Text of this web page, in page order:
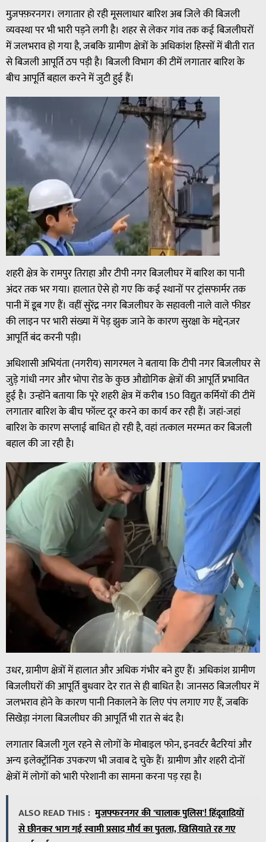
मुज़फ्फ़रनगर। लगातार हो रही मूसलाधार बारिश अब जिले की बिजली
व्यवस्था पर भी भारी पड़ने लगी है। शहर से लेकर गांव तक कई बिजलीघरों
में जलभराव हो गया है, जबकि ग्रामीण क्षेत्रों के अधिकांश हिस्सों में बीती रात
से बिजली आपूर्ति ठप पड़ी है। बिजली विभाग की टीमें लगातार बारिश के
बीच आपूर्ति बहाल करने में जुटी हुई हैं।
शहरी क्षेत्र के रामपुर तिराहा और टीपी नगर बिजलीघर में बारिश का पानी
अंदर तक भर गया। हालात ऐसे हो गए कि कई स्थानों पर ट्रांसफार्मर तक
पानी में डूब गए हैं। वहीं सुरेंद्र नगर बिजलीघर के सहावली नाले वाले फीडर
की लाइन पर भारी संख्या में पेड़ झुक जाने के कारण सुरक्षा के मद्देनज़र
आपूर्ति बंद करनी पड़ी।
अधिशासी अभियंता (नगरीय) सागरमल ने बताया कि टीपी नगर बिजलीघर से
जुड़े गांधी नगर और भोपा रोड के कुछ औद्योगिक क्षेत्रों की आपूर्ति प्रभावित
हुई है। उन्होंने बताया कि पूरे शहरी क्षेत्र में करीब 150 विद्युत कर्मियों की टीमें
लगातार बारिश के बीच फॉल्ट दूर करने का कार्य कर रही हैं। जहां-जहां
बारिश के कारण सप्लाई बाधित हो रही है, वहां तत्काल मरम्मत कर बिजली
बहाल की जा रही है।
उधर, ग्रामीण क्षेत्रों में हालात और अधिक गंभीर बने हुए हैं। अधिकांश ग्रामीण
बिजलीघरों की आपूर्ति बुधवार देर रात से ही बाधित है। जानसठ बिजलीघर में
जलभराव होने के कारण पानी निकालने के लिए पंप लगाए गए हैं, जबकि
सिखेड़ा नंगला बिजलीघर की आपूर्ति भी रात से बंद है।
लगातार बिजली गुल रहने से लोगों के मोबाइल फोन, इनवर्टर बैटरियां और
अन्य इलेक्ट्रॉनिक उपकरण भी जवाब दे चुके हैं। ग्रामीण और शहरी दोनों
क्षेत्रों में लोगों को भारी परेशानी का सामना करना पड़ रहा है।
ALSO READ THIS : मुजफ्फरनगर की 'चालाक पुलिस'! हिंदूवादियों
से छीनकर भाग गई स्वामी प्रसाद मौर्य का पुतला, खिसियाते रह गए